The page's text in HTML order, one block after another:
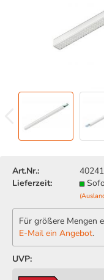
Art.Nr.:
Lieferzeit:
Für größere Mengen
E-Mail ein Angebot.
UVP: